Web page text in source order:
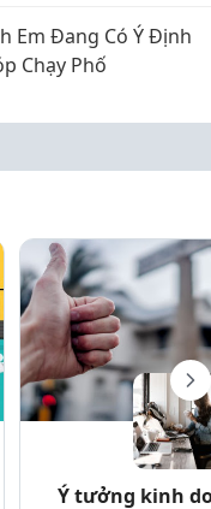
Em Đang Có Ý Định
Chạy Phố
Ý tưởng kinh